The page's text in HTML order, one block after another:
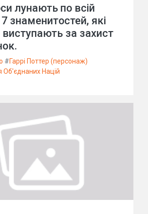
лунають по всій
7 знаменитостей, які
виступають за захист
#Гаррі Поттер (персонаж)
Об'єднаних Націй